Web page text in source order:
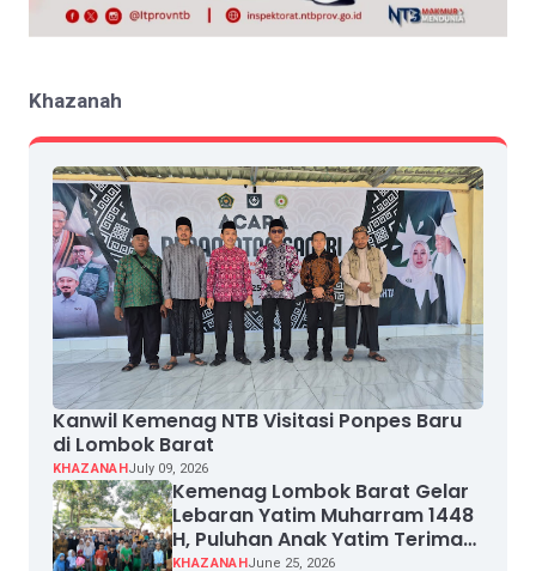
Khazanah
Kanwil Kemenag NTB Visitasi Ponpes Baru
di Lombok Barat
KHAZANAHJuly 09, 2026
Kemenag Lombok Barat Gelar
Lebaran Yatim Muharram 1448
H, Puluhan Anak Yatim Terima
Santunan
KHAZANAHJune 25, 2026